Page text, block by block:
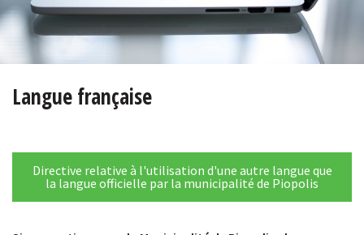
Langue française
Directive relative à l'utilisation d'une autre langue que
la langue officielle par la municipalité de Piopolis